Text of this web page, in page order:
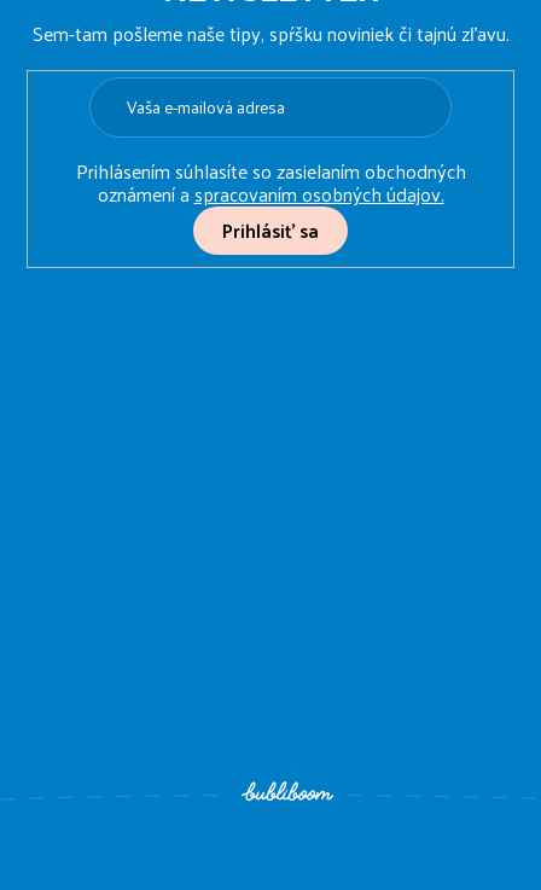
Sem-tam pošleme naše tipy, spŕšku noviniek či tajnú zľavu.
Prihlásením súhlasíte so zasielaním obchodných
oznámení aspracovaním osobných údajov.
Prihlásiť sa